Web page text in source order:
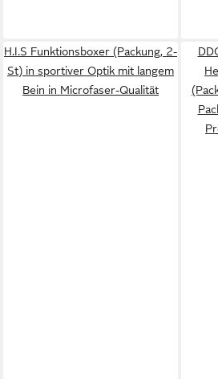
H.I.S Funktionsboxer (Packung, 2-
St) in sportiver Optik mit langem
Bein in Microfaser-Qualität